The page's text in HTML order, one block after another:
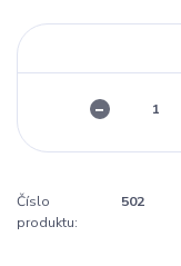
Číslo
produktu:
502